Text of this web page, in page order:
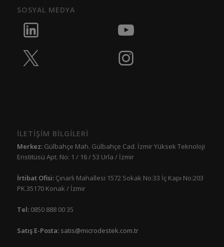
SOSYAL MEDYA
İLETİŞİM BİLGİLERİ
Merkez:Gülbahçe Mah. Gülbahçe Cad. İzmir Yüksek Teknoloji
Enstitüsü Apt. No: 1 / 16 / 53 Urla / İzmir
İrtibat Ofisi: Çınarlı Mahallesi 1572 Sokak No:33 İç Kapı No:203
PK.35170 Konak / İzmir
Tel:0850 888 00 35
Satış E-Posta: satis@microdestek.com.tr